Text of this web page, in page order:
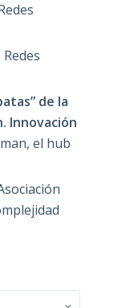
de la
Innovación
el hub